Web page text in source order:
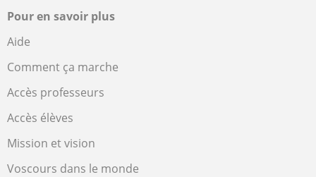
Pour en savoir plus
Aide
Comment ça marche
Accès professeurs
Accès élèves
Mission et vision
Voscours dans le monde